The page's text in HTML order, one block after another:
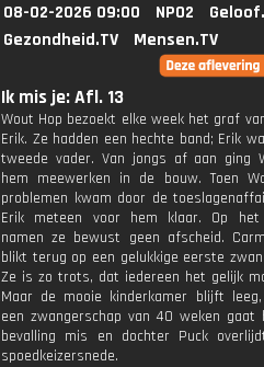
08-02-2026 09:00 NPO2
Gezondheid.TV
Mensen.TV
Ik mis je: Afl. 13
Wout Hop bezoekt elke week het graf
Erik. Ze hadden een hechte band; Erik
tweede vader. Van jongs af aan ging
hem meewerken in de bouw. Toen
problemen kwam door de
Erik meteen voor hem klaar. Op
namen ze bewust geen afscheid.
blikt terug op een gelukkige eerste
Ze is zo trots, dat iedereen het gelijk
Maar de mooie kinderkamer blijft
een zwangerschap van 40 weken gaat
bevalling mis en dochter Puck
spoedkeizersnede.